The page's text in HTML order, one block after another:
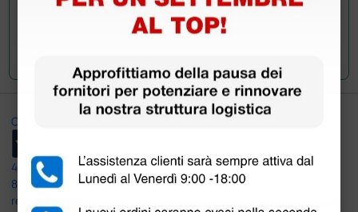
Ottimo
4,6
/5
8.330
recensioni